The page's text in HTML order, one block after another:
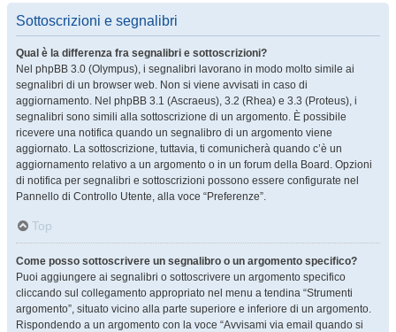
Sottoscrizioni e segnalibri
Qual è la differenza fra segnalibri e sottoscrizioni?
Nel phpBB 3.0 (Olympus), i segnalibri lavorano in modo molto simile ai
segnalibri di un browser web. Non si viene avvisati in caso di
aggiornamento. Nel phpBB 3.1 (Ascraeus), 3.2 (Rhea) e 3.3 (Proteus), i
segnalibri sono simili alla sottoscrizione di un argomento. È possibile
ricevere una notifica quando un segnalibro di un argomento viene
aggiornato. La sottoscrizione, tuttavia, ti comunicherà quando c’è un
aggiornamento relativo a un argomento o in un forum della Board. Opzioni
di notifica per segnalibri e sottoscrizioni possono essere configurate nel
Pannello di Controllo Utente, alla voce “Preferenze”.
Top
Come posso sottoscrivere un segnalibro o un argomento specifico?
Puoi aggiungere ai segnalibri o sottoscrivere un argomento specifico
cliccando sul collegamento appropriato nel menu a tendina “Strumenti
argomento”, situato vicino alla parte superiore e inferiore di un argomento.
Rispondendo a un argomento con la voce “Avvisami via email quando si